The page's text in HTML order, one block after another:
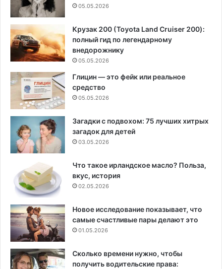
05.05.2026
Крузак 200 (Toyota Land Cruiser 200):
полный гид по легендарному
внедорожнику
05.05.2026
Глицин — это фейк или реальное
средство
05.05.2026
Загадки с подвохом: 75 лучших хитрых
загадок для детей
03.05.2026
Что такое ирландское масло? Польза,
вкус, история
02.05.2026
Новое исследование показывает, что
самые счастливые пары делают это
01.05.2026
Сколько времени нужно, чтобы
получить водительские права: